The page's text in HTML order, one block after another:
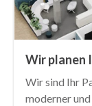
Wir planen
Wir sind Ihr
moderner